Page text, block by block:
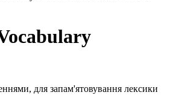
для запам'ятовування лексики